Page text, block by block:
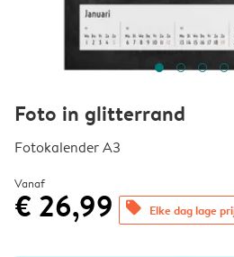
Foto in glitterrand
Fotokalender A3
Vanaf
€ 26,99 offers Elke dag lage